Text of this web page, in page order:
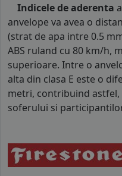
Indicele de aderenta
anvelope va avea o
(strat de apa intre 0.5
ABS ruland cu 80 km/h,
superioare. Intre o
alta din clasa E este o
metri, contribuind
soferului si